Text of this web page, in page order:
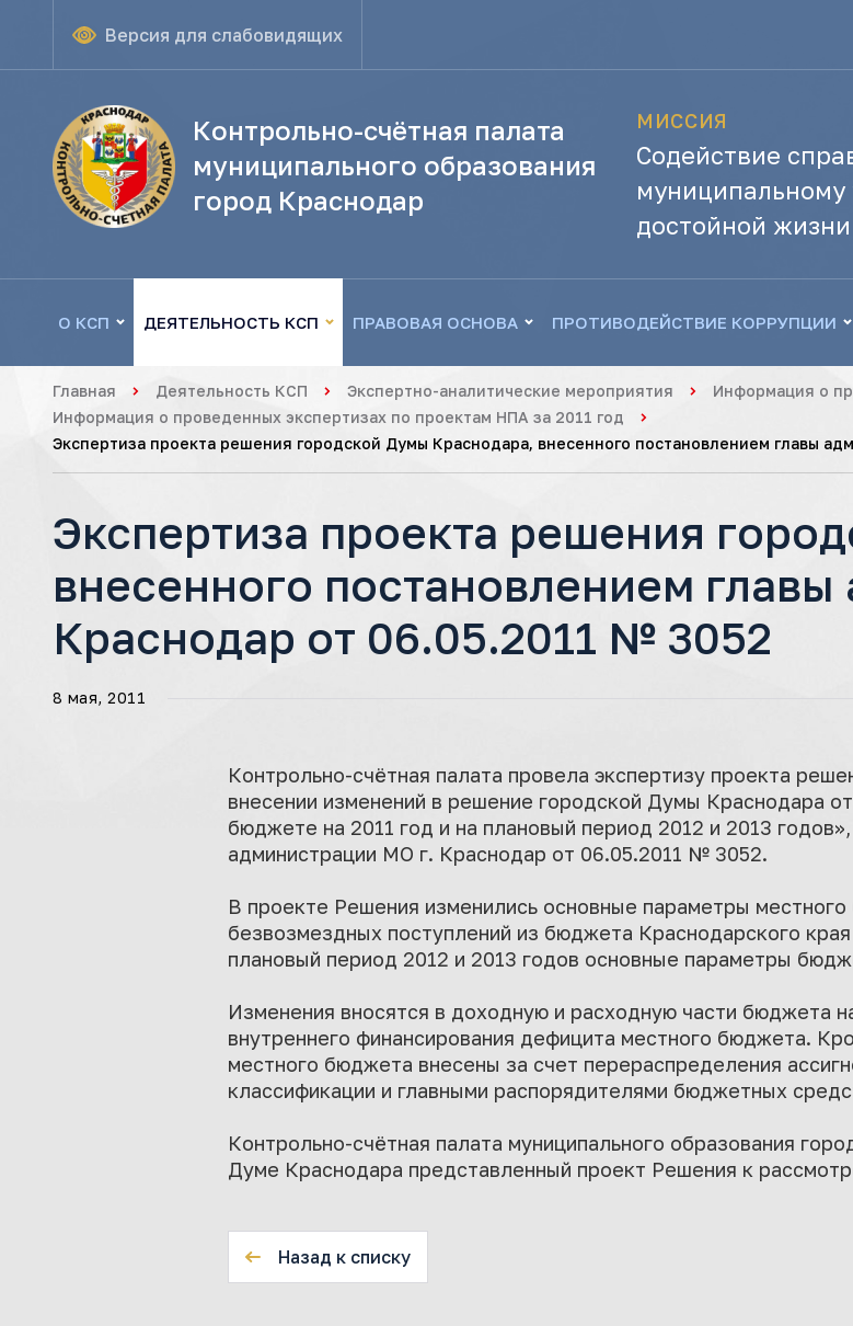
Версия для слабовидящих
Контрольно-счётная палата
муниципального образования
город Краснодар
МИССИЯ
Содействие
достойной
О КСП ДЕЯТЕЛЬНОСТЬ КСП ПРАВОВАЯ ОСНОВА ПРОТИВОДЕЙСТВИЕ КОРРУПЦИИ
Главная Деятельность КСП Экспертно-аналитические мероприятия Информация о
Информация о проведенных экспертизах по проектам НПА за 2011 год
Экспертиза проекта решения городской Думы Краснодара, внесенного постановлением главы
Экспертиза проекта решения
внесенного постановлением
Краснодар от 06.05.2011 № 3052
8 мая, 2011
Контрольно-счётная палата провела экспертизу проекта
внесении изменений в решение городской Думы Краснодара
бюджете на 2011 год и на плановый период 2012 и 2013
администрации МО г. Краснодар от 06.05.2011 № 3052.
В проекте Решения изменились основные параметры
безвозмездных поступлений из бюджета Краснодарского
плановый период 2012 и 2013 годов основные параметры
Изменения вносятся в доходную и расходную части бюджета
внутреннего финансирования дефицита местного бюджета.
местного бюджета внесены за счет перераспределения
классификации и главными распорядителями бюджетных
Контрольно-счётная палата муниципального образования
Думе Краснодара представленный проект Решения к
Назад к списку